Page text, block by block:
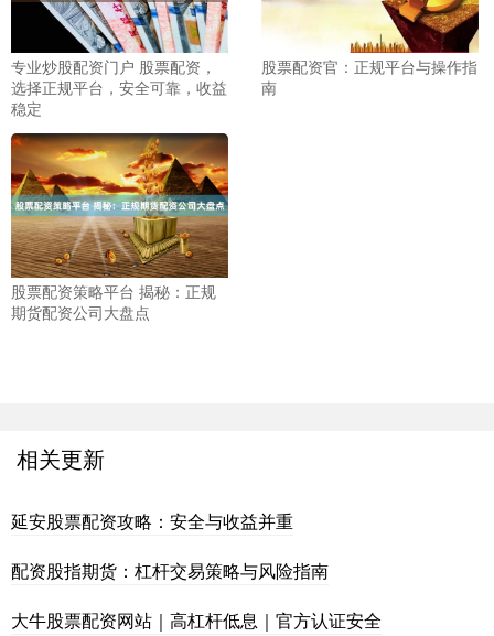
专业炒股配资门户 股票配资，
选择正规平台，安全可靠，收益
稳定
股票配资官：正规平台与操作指
南
股票配资策略平台 揭秘：正规
期货配资公司大盘点
相关更新
延安股票配资攻略：安全与收益并重
配资股指期货：杠杆交易策略与风险指南
大牛股票配资网站｜高杠杆低息｜官方认证安全